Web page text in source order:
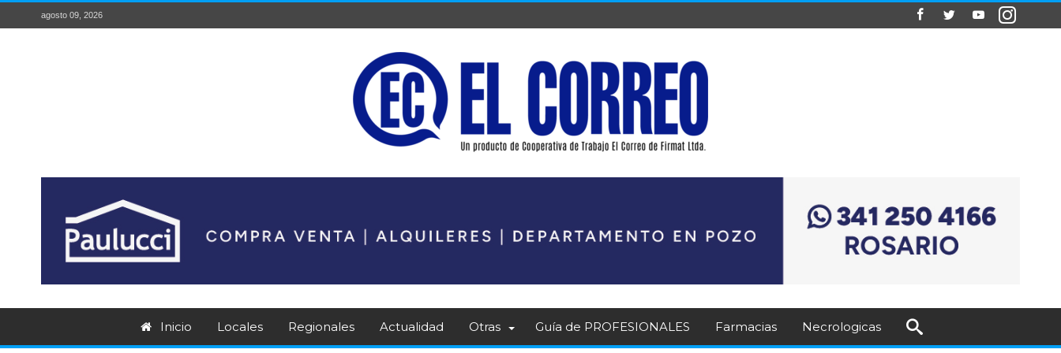
agosto 09, 2026
Inicio Locales Regionales Actualidad Otras Guía de PROFESIONALES Farmacias Necrologicas